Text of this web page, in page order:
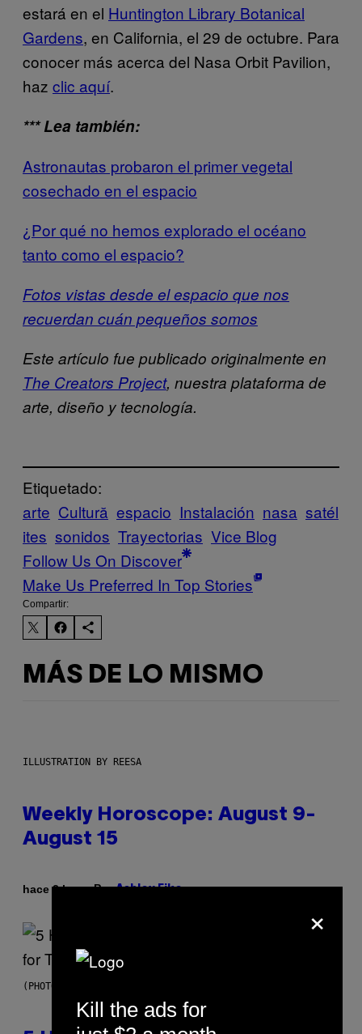
estará en el Huntington Library Botanical
Gardens, en California, el 29 de octubre. Para
conocer más acerca del Nasa Orbit Pavilion,
haz clic aquí.
*** Lea también:
Astronautas probaron el primer vegetal
cosechado en el espacio
¿Por qué no hemos explorado el océano
tanto como el espacio?
Fotos vistas desde el espacio que nos
recuerdan cuán pequeños somos
Este artículo fue publicado originalmente en
The Creators Project, nuestra plataforma de
arte, diseño y tecnología.
Etiquetado:
arte Cultură espacio Instalación nasa satél
ites sonidos Trayectorias Vice Blog
Follow Us On Discover
Make Us Preferred In Top Stories
Compartir:
MÁS DE LO MISMO
ILLUSTRATION BY REESA
Weekly Horoscope: August 9-
August 15
hace 2 horasPorAshley Fike
(PHOTO BY STEVE GRANITZ/WIREIMAGE)
×
Kill the ads for